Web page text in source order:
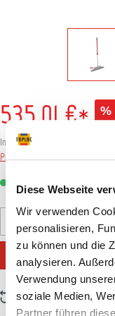
Diese Webseite
Wir verwenden
personalisieren,
zu können und die
analysieren.
Verwendung
soziale Medien,
Partner führen
535,01 €* %
Inhalt:1 Stück
Preise inkl. MwSt. zzgl.
Sofort verfügbar, Lieferzeit:
Produkt Anzahl: Gib
Zum Vergleich